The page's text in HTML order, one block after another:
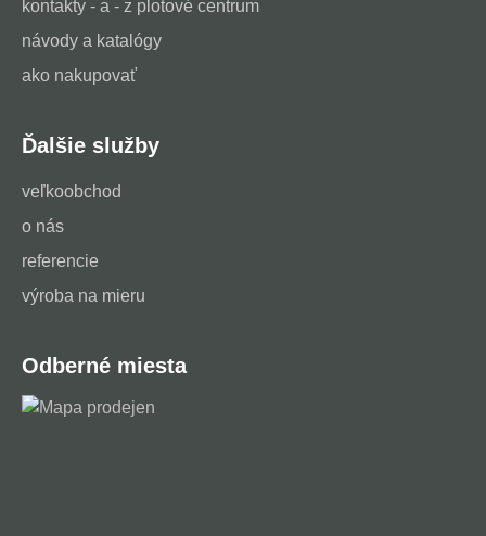
kontakty - a - z plotové centrum
návody a katalógy
ako nakupovať
Ďalšie služby
veľkoobchod
o nás
referencie
výroba na mieru
Odberné miesta